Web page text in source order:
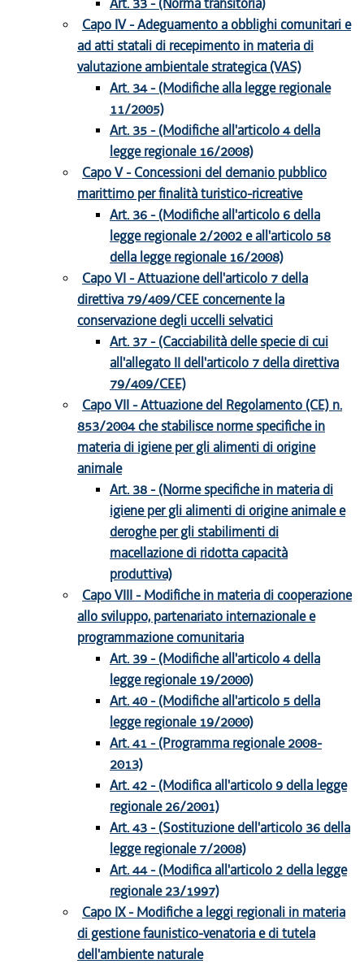
Art. 33 - (Norma transitoria)
Capo IV - Adeguamento a obblighi comunitari e
ad atti statali di recepimento in materia di
valutazione ambientale strategica (VAS)
Art. 34 - (Modifiche alla legge regionale
11/2005)
Art. 35 - (Modifiche all'articolo 4 della
legge regionale 16/2008)
Capo V - Concessioni del demanio pubblico
marittimo per finalità turistico-ricreative
Art. 36 - (Modifiche all'articolo 6 della
legge regionale 2/2002 e all'articolo 58
della legge regionale 16/2008)
Capo VI - Attuazione dell'articolo 7 della
direttiva 79/409/CEE concernente la
conservazione degli uccelli selvatici
Art. 37 - (Cacciabilità delle specie di cui
all'allegato II dell'articolo 7 della direttiva
79/409/CEE)
Capo VII - Attuazione del Regolamento (CE) n.
853/2004 che stabilisce norme specifiche in
materia di igiene per gli alimenti di origine
animale
Art. 38 - (Norme specifiche in materia di
igiene per gli alimenti di origine animale e
deroghe per gli stabilimenti di
macellazione di ridotta capacità
produttiva)
Capo VIII - Modifiche in materia di cooperazione
allo sviluppo, partenariato internazionale e
programmazione comunitaria
Art. 39 - (Modifiche all'articolo 4 della
legge regionale 19/2000)
Art. 40 - (Modifiche all'articolo 5 della
legge regionale 19/2000)
Art. 41 - (Programma regionale 2008-
2013)
Art. 42 - (Modifica all'articolo 9 della legge
regionale 26/2001)
Art. 43 - (Sostituzione dell'articolo 36 della
legge regionale 7/2008)
Art. 44 - (Modifica all'articolo 2 della legge
regionale 23/1997)
Capo IX - Modifiche a leggi regionali in materia
di gestione faunistico-venatoria e di tutela
dell'ambiente naturale